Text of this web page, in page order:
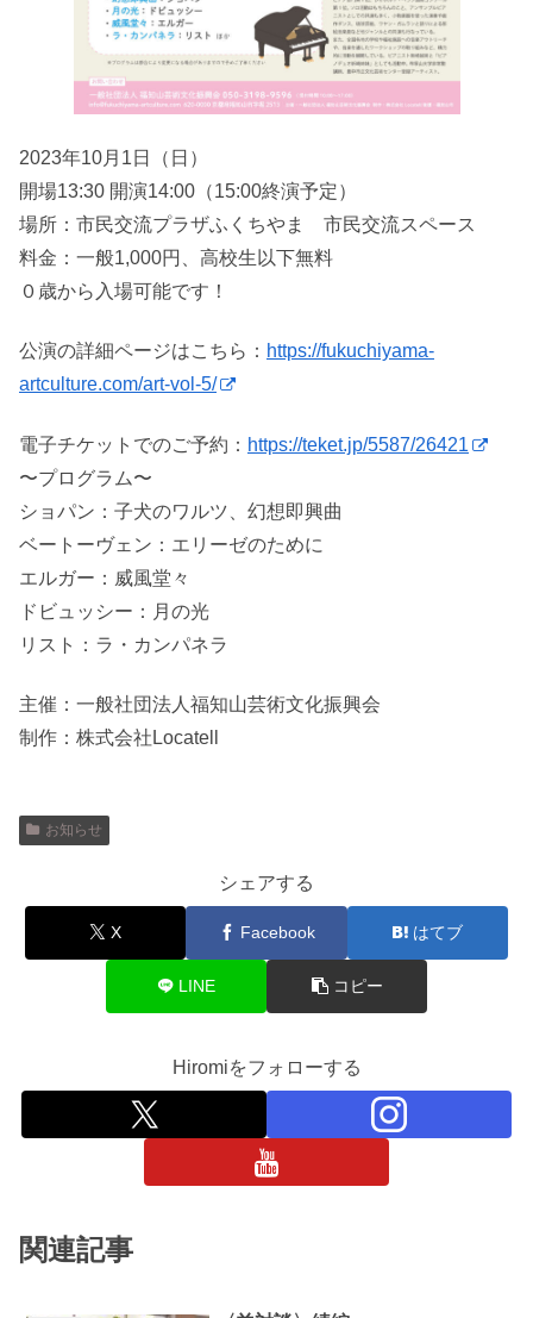
2023年10月1日（日）
開場13:30 開演14:00（15:00終演予定）
場所：市民交流プラザふくちやま 市民交流スペース
料金：一般1,000円、高校生以下無料
０歳から入場可能です！
公演の詳細ページはこちら： https://fukuchiyama-
artculture.com/art-vol-5/
電子チケットでのご予約： https://teket.jp/5587/26421
〜プログラム〜
ショパン：子犬のワルツ、幻想即興曲
ベートーヴェン：エリーゼのために
エルガー：威風堂々
ドビュッシー：月の光
リスト：ラ・カンパネラ
主催：一般社団法人福知山芸術文化振興会
制作：株式会社Locatell
お知らせ
シェアする
X Facebook はてブ
LINE コピー
Hiromiをフォローする
関連記事